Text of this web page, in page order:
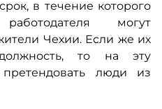
в течение которого
могут
Чехии. Если же их
то на эту
люди из